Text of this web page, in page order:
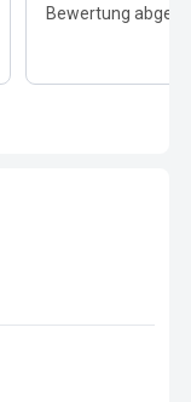
Bewertung